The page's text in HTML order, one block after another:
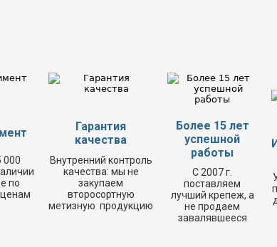
000
по
Гарантия
качества
Внутренний контроль
качества: мы не
закупаем
второсортную
метизную продукцию
Более 15 лет
успешной
работы
С 2007 г.
поставляем
лучший крепеж, а
не продаем
завалявшееся